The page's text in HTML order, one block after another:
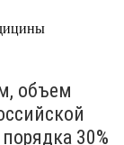
объем
30%